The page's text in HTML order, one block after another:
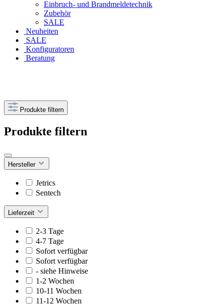
Einbruch- und Brandmeldetechnik
Zubehör
SALE
Neuheiten
SALE
Konfiguratoren
Beratung
Produkte filtern
Produkte filtern
Hersteller
Jetrics
Sentech
Lieferzeit
2-3 Tage
4-7 Tage
Sofort verfügbar
Sofort verfügbar
- siehe Hinweise
1-2 Wochen
10-11 Wochen
11-12 Wochen